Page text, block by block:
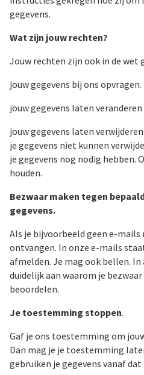
gegevens.
Wat zijn jouw rechten?
Jouw rechten zijn ook in de wet
jouw gegevens bij ons opvragen.
jouw gegevens laten
jouw gegevens laten
je gegevens niet kunnen
je gegevens nog nodig hebben.
houden.
Bezwaar maken tegen
gegevens.
Als je bijvoorbeeld geen e-mails
ontvangen. In onze e-mails
afmelden. Je mag ook bellen. In
duidelijk aan waarom je
beoordelen.
Je toestemming stoppen.
Gaf je ons toestemming om
Dan mag je je toestemming
gebruiken je gegevens vanaf